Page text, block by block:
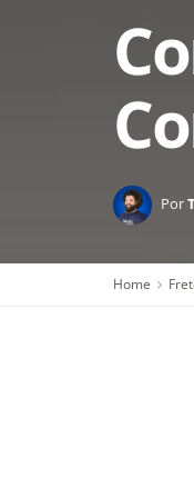
Por
Home